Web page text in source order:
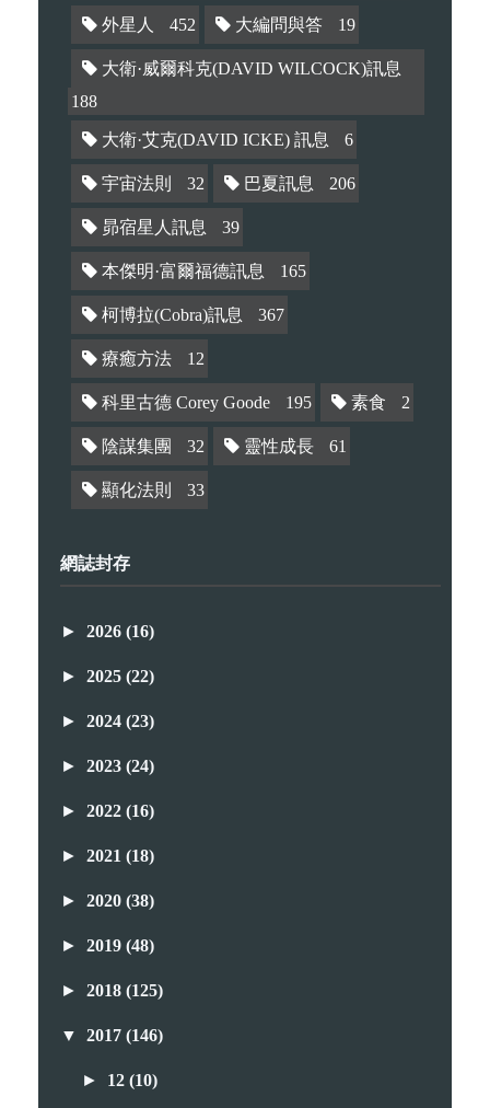
外星人 452 大編問與答 19
大衛·威爾科克(DAVID WILCOCK)訊息
188
大衛·艾克(DAVID ICKE) 訊息 6
宇宙法則 32 巴夏訊息 206
昴宿星人訊息 39
本傑明·富爾福德訊息 165
柯博拉(Cobra)訊息 367
療癒方法 12
科里古德 Corey Goode 195 素食 2
陰謀集團 32 靈性成長 61
顯化法則 33
網誌封存
► 2026 (16)
► 2025 (22)
► 2024 (23)
► 2023 (24)
► 2022 (16)
► 2021 (18)
► 2020 (38)
► 2019 (48)
► 2018 (125)
▼ 2017 (146)
► 12(10)